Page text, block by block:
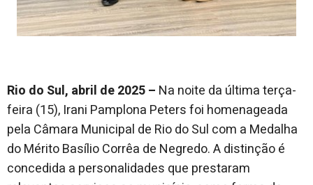
Rio do Sul, abril de 2025 – Na noite da última terça-
feira (15), Irani Pamplona Peters foi homenageada
pela Câmara Municipal de Rio do Sul com a Medalha
do Mérito Basílio Corrêa de Negredo. A distinção é
concedida a personalidades que prestaram